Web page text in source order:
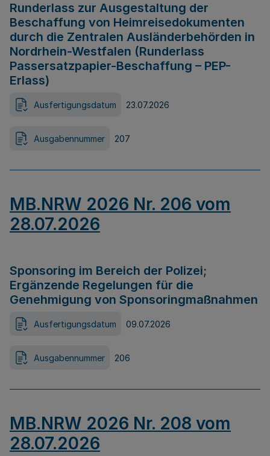
Runderlass zur Ausgestaltung der
Beschaffung von Heimreisedokumenten
durch die Zentralen Ausländerbehörden in
Nordrhein-Westfalen (Runderlass
Passersatzpapier-Beschaffung – PEP-
Erlass)
Ausfertigungsdatum 23.07.2026
Ausgabennummer 207
MB.NRW 2026 Nr. 206 vom
28.07.2026
Sponsoring im Bereich der Polizei;
Ergänzende Regelungen für die
Genehmigung von Sponsoringmaßnahmen
Ausfertigungsdatum 09.07.2026
Ausgabennummer 206
MB.NRW 2026 Nr. 208 vom
28.07.2026